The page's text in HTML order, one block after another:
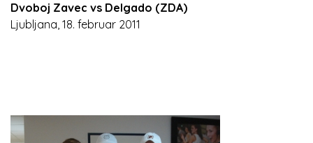
Dvoboj Zavec vs Delgado (ZDA)
Ljubljana, 18. februar 2011